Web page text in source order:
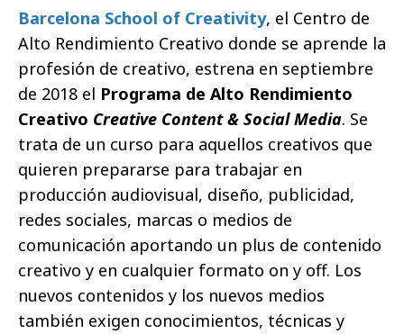
Barcelona School of Creativity, el Centro de
Alto Rendimiento Creativo donde se aprende la
profesión de creativo, estrena en septiembre
de 2018 el Programa de Alto Rendimiento
Creativo Creative Content & Social Media. Se
trata de un curso para aquellos creativos que
quieren prepararse para trabajar en
producción audiovisual, diseño, publicidad,
redes sociales, marcas o medios de
comunicación aportando un plus de contenido
creativo y en cualquier formato on y off. Los
nuevos contenidos y los nuevos medios
también exigen conocimientos, técnicas y